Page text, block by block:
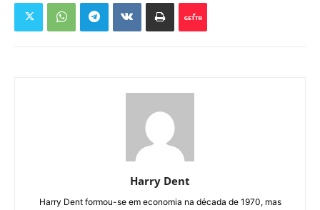
Harry Dent
Harry Dent formou-se em economia na década de 1970, mas